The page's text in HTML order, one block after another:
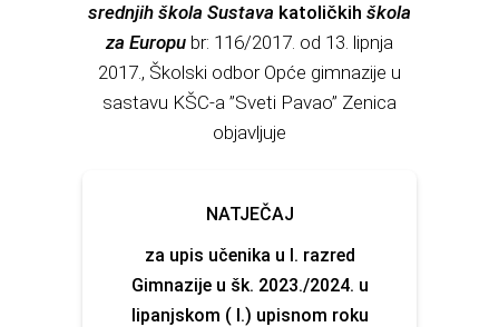
srednjih škola Sustava katoličkih škola
za Europu br: 116/2017. od 13. lipnja
2017., Školski odbor Opće gimnazije u
sastavu KŠC-a ”Sveti Pavao” Zenica
objavljuje
NATJEČAJ
za upis učenika u I. razred
Gimnazije u šk. 2023./2024. u
lipanjskom ( I.) upisnom roku